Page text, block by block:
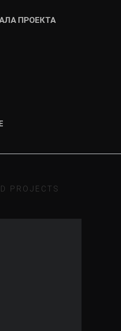
ПРОЕКТА
PROJECTS